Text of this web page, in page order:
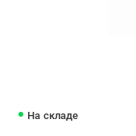
На складе